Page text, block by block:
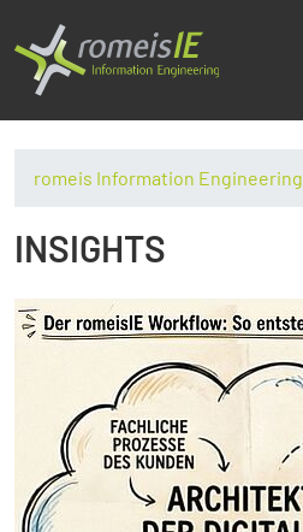
romeis Information Engineering
INSIGHTS